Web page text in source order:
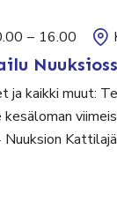
– 16.00
ja kaikki muut: